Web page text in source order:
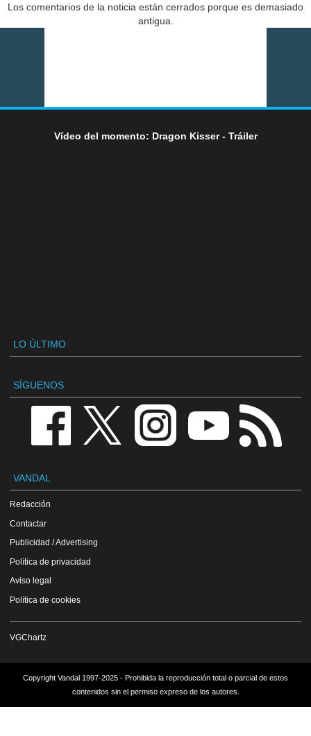
Los comentarios de la noticia están cerrados porque es demasiado
antigua.
Vídeo del momento: Dragon Kisser - Tráiler
LO ÚLTIMO
SÍGUENOS
VANDAL
Redacción
Contactar
Publicidad / Advertising
Política de privacidad
Aviso legal
Política de cookies
VGChartz
Copyright Vandal 1997-2025 - Prohibida la reproducción total o parcial de estos
contenidos sin el permiso expreso de los autores.